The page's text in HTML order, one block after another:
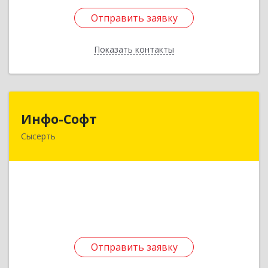
Отправить заявку
Показать контакты
Отправить заявку
Назад
Инфо-Софт
Сысерть
Отправить заявку
624021, Свердловская обл, Сысерть г, Коммуны
Отправить заявку